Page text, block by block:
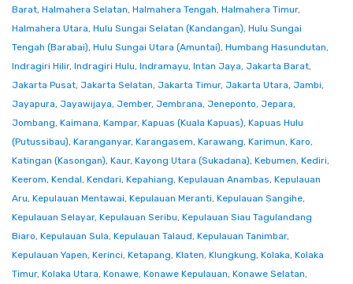
Barat, Halmahera Selatan, Halmahera Tengah, Halmahera Timur,
Halmahera Utara, Hulu Sungai Selatan (Kandangan), Hulu Sungai
Tengah (Barabai), Hulu Sungai Utara (Amuntai), Humbang Hasundutan,
Indragiri Hilir, Indragiri Hulu, Indramayu, Intan Jaya, Jakarta Barat,
Jakarta Pusat, Jakarta Selatan, Jakarta Timur, Jakarta Utara, Jambi,
Jayapura, Jayawijaya, Jember, Jembrana, Jeneponto, Jepara,
Jombang, Kaimana, Kampar, Kapuas (Kuala Kapuas), Kapuas Hulu
(Putussibau), Karanganyar, Karangasem, Karawang, Karimun, Karo,
Katingan (Kasongan), Kaur, Kayong Utara (Sukadana), Kebumen, Kediri,
Keerom, Kendal, Kendari, Kepahiang, Kepulauan Anambas, Kepulauan
Aru, Kepulauan Mentawai, Kepulauan Meranti, Kepulauan Sangihe,
Kepulauan Selayar, Kepulauan Seribu, Kepulauan Siau Tagulandang
Biaro, Kepulauan Sula, Kepulauan Talaud, Kepulauan Tanimbar,
Kepulauan Yapen, Kerinci, Ketapang, Klaten, Klungkung, Kolaka, Kolaka
Timur, Kolaka Utara, Konawe, Konawe Kepulauan, Konawe Selatan,